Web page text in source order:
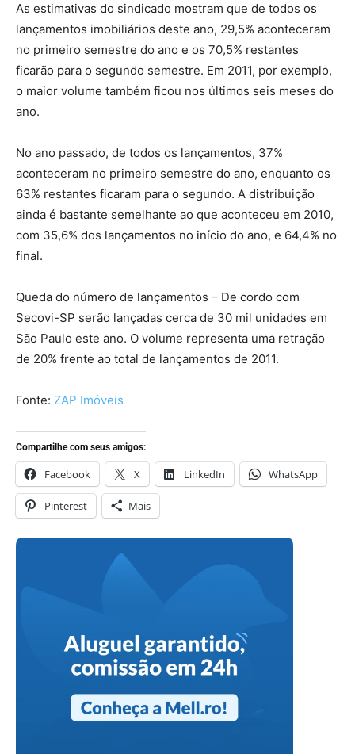
As estimativas do sindicado mostram que de todos os
lançamentos imobiliários deste ano, 29,5% aconteceram
no primeiro semestre do ano e os 70,5% restantes
ficarão para o segundo semestre. Em 2011, por exemplo,
o maior volume também ficou nos últimos seis meses do
ano.
No ano passado, de todos os lançamentos, 37%
aconteceram no primeiro semestre do ano, enquanto os
63% restantes ficaram para o segundo. A distribuição
ainda é bastante semelhante ao que aconteceu em 2010,
com 35,6% dos lançamentos no início do ano, e 64,4% no
final.
Queda do número de lançamentos – De cordo com
Secovi-SP serão lançadas cerca de 30 mil unidades em
São Paulo este ano. O volume representa uma retração
de 20% frente ao total de lançamentos de 2011.
Fonte: ZAP Imóveis
Compartilhe com seus amigos:
Facebook X LinkedIn WhatsApp
Pinterest Mais